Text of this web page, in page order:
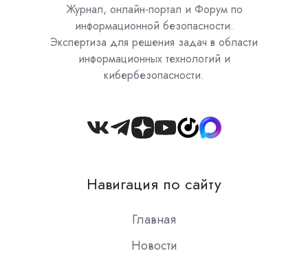
Журнал, онлайн-портал и Форум по
информационной безопасности.
Экспертиза для решения задач в области
информационных технологий и
кибербезопасности.
Join
Slack
Навигация по сайту
Главная
Новости